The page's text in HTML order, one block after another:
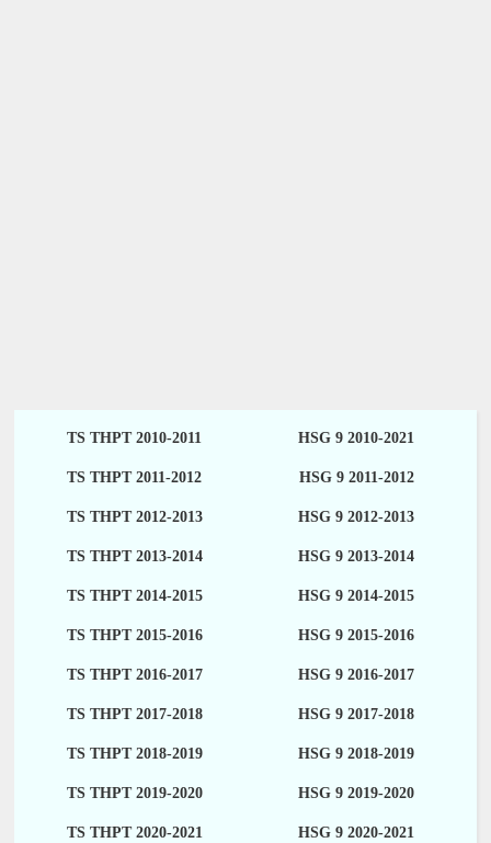
TS THPT 2010-2011 HSG 9 2010-2021
TS THPT 2011-2012 HSG 9 2011-2012
TS THPT 2012-2013 HSG 9 2012-2013
TS THPT 2013-2014 HSG 9 2013-2014
TS THPT 2014-2015 HSG 9 2014-2015
TS THPT 2015-2016 HSG 9 2015-2016
TS THPT 2016-2017 HSG 9 2016-2017
TS THPT 2017-2018 HSG 9 2017-2018
TS THPT 2018-2019 HSG 9 2018-2019
TS THPT 2019-2020 HSG 9 2019-2020
TS THPT 2020-2021 HSG 9 2020-2021